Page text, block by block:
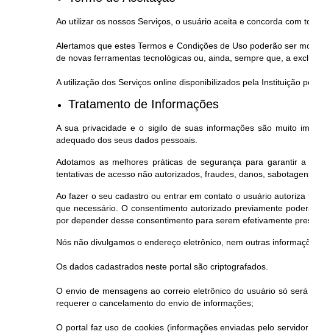
Ao utilizar os nossos Serviços, o usuário aceita e concorda com
Alertamos que estes Termos e Condições de Uso poderão ser
de novas ferramentas tecnológicas ou, ainda, sempre que, a
A utilização dos Serviços online disponibilizados pela Instituição
Tratamento de Informações
A sua privacidade e o sigilo de suas informações são muito
adequado dos seus dados pessoais.
Adotamos as melhores práticas de segurança para garantir
tentativas de acesso não autorizados, fraudes, danos,
Ao fazer o seu cadastro ou entrar em contato o usuário
que necessário. O consentimento autorizado previamente
por depender desse consentimento para serem efetivamente
Nós não divulgamos o endereço eletrônico, nem outras
Os dados cadastrados neste portal são criptografados.
O envio de mensagens ao correio eletrônico do usuário só
requerer o cancelamento do envio de informações;
O portal faz uso de cookies (informações enviadas pelo